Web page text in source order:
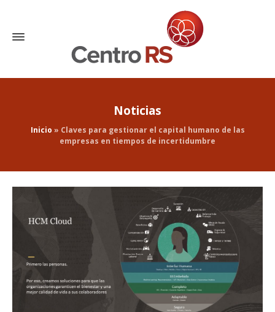
Noticias
Inicio » Claves para gestionar el capital humano de las
empresas en tiempos de incertidumbre